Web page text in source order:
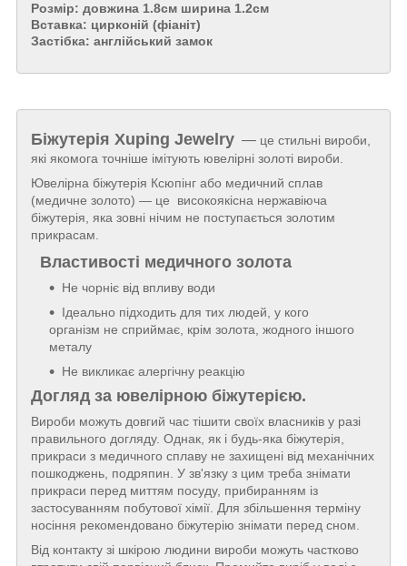
Розмір: довжина 1.8см ширина 1.2см
Вставка: цирконій (фіаніт)
Застібка: англійський замок
Біжутерія Xuping Jewelry — це стильні вироби,
які якомога точніше імітують ювелірні золоті вироби.
Ювелірна біжутерія Ксюпінг або медичний сплав
(медичне золото) — це високоякісна нержавіюча
біжутерія, яка зовні нічим не поступається золотим
прикрасам.
Властивості медичного золота
Не чорніє від впливу води
Ідеально підходить для тих людей, у кого
організм не сприймає, крім золота, жодного іншого
металу
Не викликає алергічну реакцію
Догляд за ювелірною біжутерією.
Вироби можуть довгий час тішити своїх власників у разі
правильного догляду. Однак, як і будь-яка біжутерія,
прикраси з медичного сплаву не захищені від механічних
пошкоджень, подряпин. У зв'язку з цим треба знімати
прикраси перед миттям посуду, прибиранням із
застосуванням побутової хімії. Для збільшення терміну
носіння рекомендовано біжутерію знімати перед сном.
Від контакту зі шкірою людини вироби можуть частково